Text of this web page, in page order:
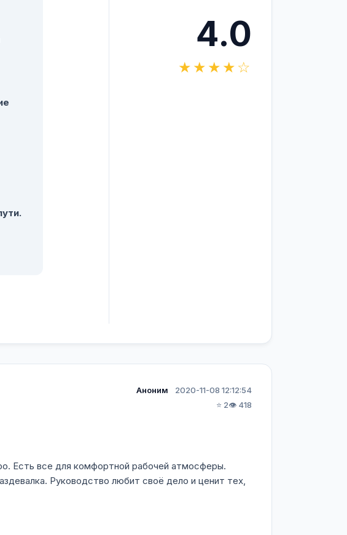
4.0
★★★★☆
Аноним
2020-11-08 12:12:54
⭐ 2👁️ 418
Есть все для комфортной рабочей атмосферы.
Руководство любит своё дело и ценит тех,